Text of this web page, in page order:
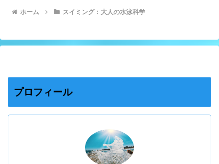
ホーム スイミング：大人の水泳科学
プロフィール